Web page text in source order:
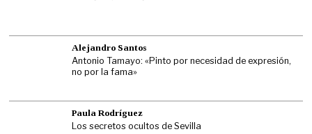
Alejandro Santos
Antonio Tamayo: «Pinto por necesidad de expresión,
no por la fama»
Paula Rodríguez
Los secretos ocultos de Sevilla